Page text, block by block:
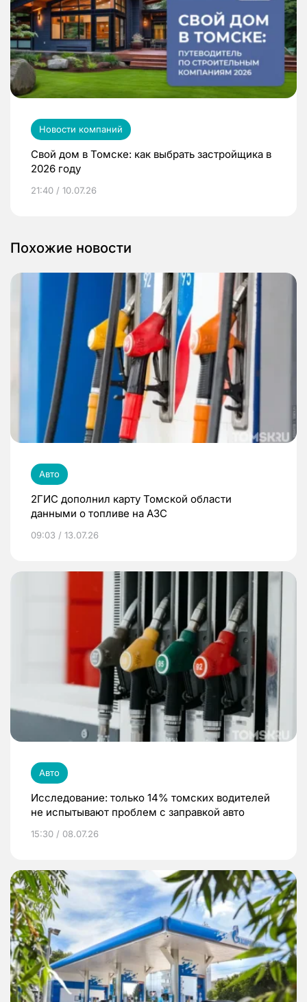
Новости компаний
Свой дом в Томске: как выбрать застройщика в
2026 году
21:40 / 10.07.26
Похожие новости
Авто
2ГИС дополнил карту Томской области
данными о топливе на АЗС
09:03 / 13.07.26
Авто
Исследование: только 14% томских водителей
не испытывают проблем с заправкой авто
15:30 / 08.07.26